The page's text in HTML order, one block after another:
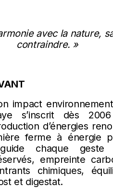
avec la nature,
contraindre. »
impact
s’inscrit dès
d’énergies
ferme à énergie
guide chaque
empreinte
chimiques,
et digestat.